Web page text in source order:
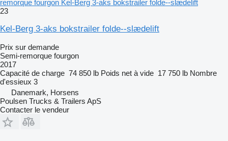
remorque fourgon Kel-Berg 3-aks bokstrailer folde--slædelift
23
Kel-Berg 3-aks bokstrailer folde--slædelift
Prix sur demande
Semi-remorque fourgon
2017
Capacité de charge 74 850 lb Poids net à vide 17 750 lb Nombre
d'essieux 3
Danemark, Horsens
Poulsen Trucks & Trailers ApS
Contacter le vendeur